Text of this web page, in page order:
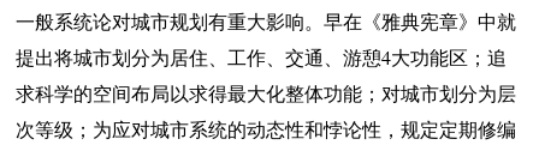
一般系统论对城市规划有重大影响。早在《雅典宪章》中就
提出将城市划分为居住、工作、交通、游憩4大功能区；追
求科学的空间布局以求得最大化整体功能；对城市划分为层
次等级；为应对城市系统的动态性和悖论性，规定定期修编